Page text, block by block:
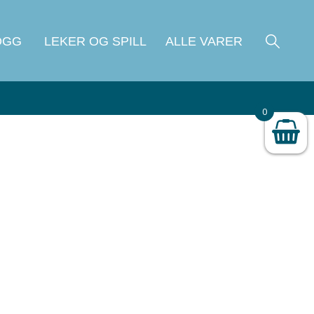
LEKER OG SPILL ALLE VARER
0